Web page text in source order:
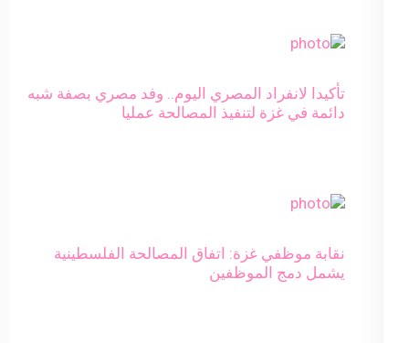
تأكيدا لانفراد المصري اليوم.. وفد مصري بصفة شبه
دائمة في غزة لتنفيذ المصالحة عمليا
نقابة موظفي غزة: اتفاق المصالحة الفلسطينية
يشمل دمج الموظفين